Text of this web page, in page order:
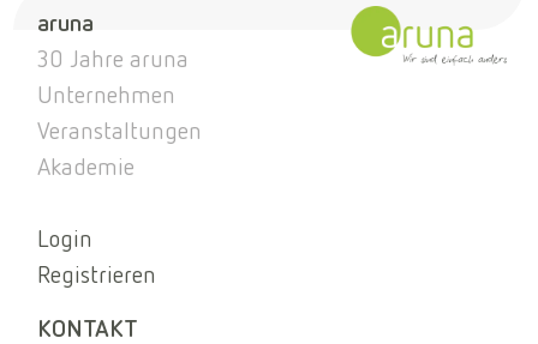
aruna
30 Jahre aruna
Unternehmen
Veranstaltungen
Akademie
Login
Registrieren
KONTAKT